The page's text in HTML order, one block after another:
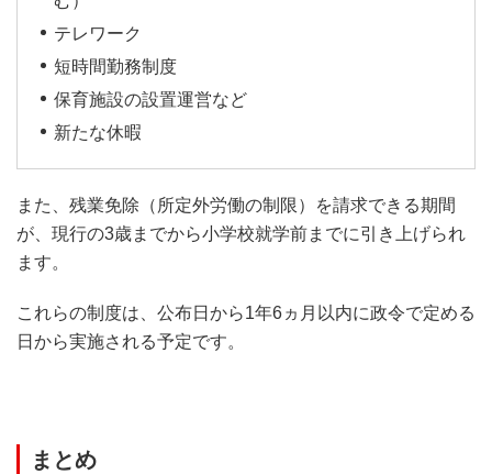
テレワーク
短時間勤務制度
保育施設の設置運営など
新たな休暇
また、残業免除（所定外労働の制限）を請求できる期間
が、現行の3歳までから小学校就学前までに引き上げられ
ます。
これらの制度は、公布日から1年6ヵ月以内に政令で定める
日から実施される予定です。
まとめ